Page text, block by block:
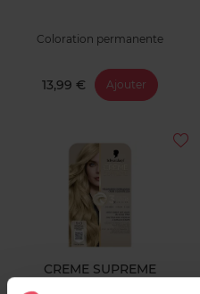
Coloration permanente
13,99 € Ajouter
CREME SUPREME